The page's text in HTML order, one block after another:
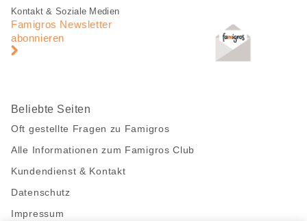
Fusszeile
Fusszeile
Navigation
Kontakt & Soziale Medien
Famigros Newsletter
abonnieren
Beliebte Seiten
Oft gestellte Fragen zu Famigros
Alle Informationen zum Famigros Club
Kundendienst & Kontakt
Datenschutz
Impressum